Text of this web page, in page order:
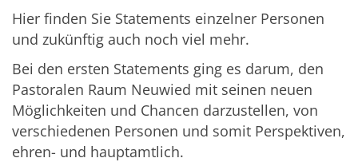
Hier finden Sie Statements einzelner Personen
und zukünftig auch noch viel mehr.
Bei den ersten Statements ging es darum, den
Pastoralen Raum Neuwied mit seinen neuen
Möglichkeiten und Chancen darzustellen, von
verschiedenen Personen und somit Perspektiven,
ehren- und hauptamtlich.